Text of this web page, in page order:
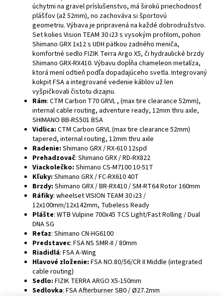
úchytmi na gravel príslušenstvo, má širokú priechodnosť
plášťov (až 52mm), no zachováva si športovú
geometriu. Výbava je pripravená na každé dobrodružstvo.
Set kolies Vision TEAM 30 i23 s vysokým profilom, pohon
Shimano GRX 1x12 s UDH pätkou zadného meniča,
komfortné sedlo FIZIK Terra Argo X5, či hydraulické brzdy
Shimano GRX-RX410. Výbavu dopĺňa chameleon metalíza,
ktorá mení odtieň podľa dopadajúceho svetla. Integrovaný
kokpit FSA a integrované vedenie káblov už len
vyšpičkovali čistotu dizajnu.
Rám: CTM Carbon T70 GRVL , (max tire clearance 52mm),
internal cable routing, adventure ready, 12mm thru axle,
SHIMANO BB-RS501 BSA
Vidlica: CTM Carbon GRVL (max tire clearance 52mm)
tapered, internal routing, 12mm thru axle
Radenie: Shimano GRX / RX-610 12spd
Prehadzovač: Shimano GRX / RD-RX822
Viackolečko: Shimano CS-M7100 10-51T
Kľuky: Shimano GRX / FC-RX610 40T
Brzdy: Shimano GRX / BR-RX410 / SM-RT64 Rotor 160mm
Ráfiky: wheelset VISION TEAM 30 i23 /
12x100mm/12x142mm, Tubeless Ready
Plášte: WTB Vulpine 700x45 TCS Light/Fast Rolling / Dual
DNA SG
Reťaz: Shimano CN-HG6100
Predstavec: FSA NS SMR-II / 80mm
Riadidlá: FSA A-Wing
Hlavové zloženie: FSA NO.80/56/CR II Middle (integrated
cable routing)
Sedlo: FIZIK TERRA ARGO X5-150mm
Sedlovka: FSA Afterburner SB0 / Ø27.2mm